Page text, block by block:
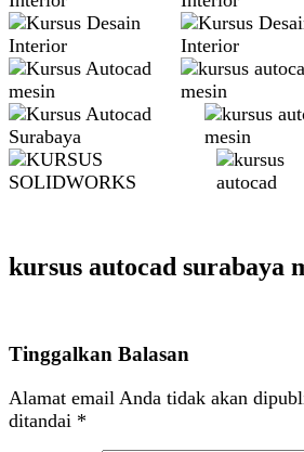
kursus autocad surabaya
Tinggalkan Balasan
Alamat email Anda tidak akan
ditandai *